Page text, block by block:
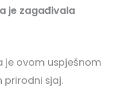
je zagađivala
je ovom uspješnom
prirodni sjaj.